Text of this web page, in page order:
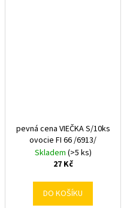
pevná cena VIEČKA S/10ks
ovocie FI 66 /6913/
Skladem (>5 ks)
27 Kč
DO KOŠÍKU